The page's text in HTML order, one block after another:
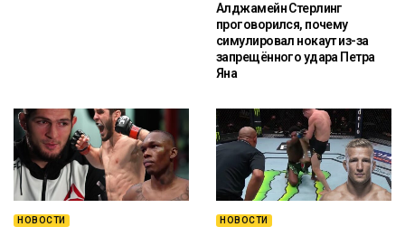
Алджамейн Стерлинг
проговорился, почему
симулировал нокаут из-за
запрещённого удара Петра
Яна
НОВОСТИ НОВОСТИ